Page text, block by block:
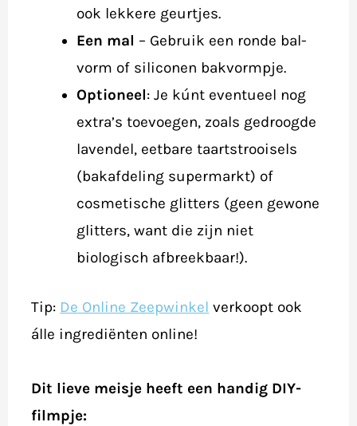
ook lekkere geurtjes.
Een mal – Gebruik een ronde bal-
vorm of siliconen bakvormpje.
Optioneel: Je kúnt eventueel nog
extra’s toevoegen, zoals gedroogde
lavendel, eetbare taartstrooisels
(bakafdeling supermarkt) of
cosmetische glitters (geen gewone
glitters, want die zijn niet
biologisch afbreekbaar!).
Tip: De Online Zeepwinkel verkoopt ook
álle ingrediënten online!
Dit lieve meisje heeft een handig DIY-
filmpje: